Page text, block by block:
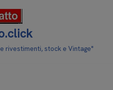
rivestimenti, stock e Vintage"